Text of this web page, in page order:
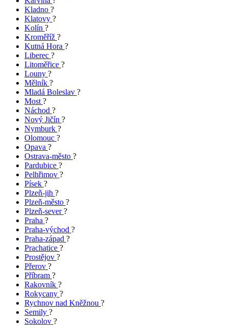
Kladno ?
Klatovy ?
Kolín ?
Kroměříž ?
Kutná Hora ?
Liberec ?
Litoměřice ?
Louny ?
Mělník ?
Mladá Boleslav ?
Most?
Náchod ?
Nový Jičín ?
Nymburk ?
Olomouc ?
Opava ?
Ostrava-město ?
Pardubice ?
Pelhřimov ?
Písek ?
Plzeň-jih ?
Plzeň-město ?
Plzeň-sever?
Praha ?
Praha-východ ?
Praha-západ ?
Prachatice ?
Prostějov ?
Přerov ?
Příbram ?
Rakovník ?
Rokycany ?
Rychnov nad Kněžnou ?
Semily ?
Sokolov ?